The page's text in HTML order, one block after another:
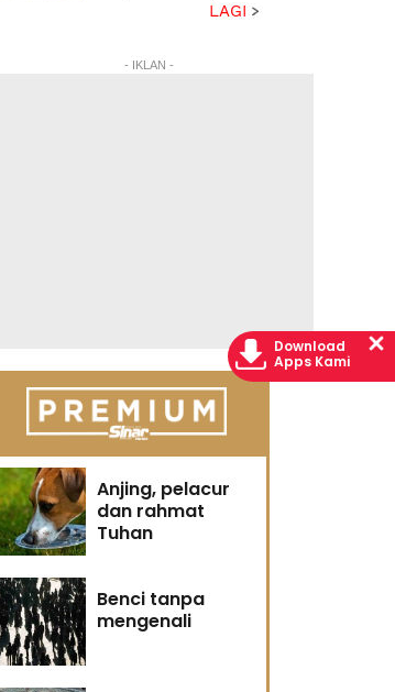
LAGI
- IKLAN -
Anjing, pelacur
dan rahmat
Tuhan
Benci tanpa
mengenali
Download
Apps Kami